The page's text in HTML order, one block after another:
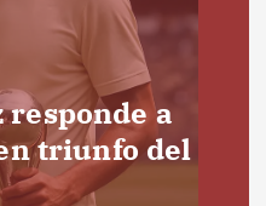
a
triunfo del